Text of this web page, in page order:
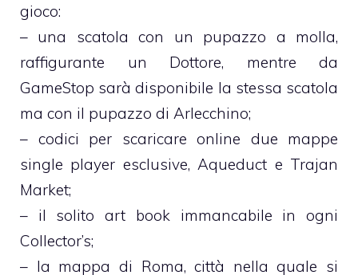
gioco:
– una scatola con un pupazzo a molla,
raffigurante un Dottore, mentre da
GameStop sarà disponibile la stessa scatola
ma con il pupazzo di Arlecchino;
– codici per scaricare online due mappe
single player esclusive, Aqueduct e Trajan
Market;
– il solito art book immancabile in ogni
Collector’s;
– la mappa di Roma, città nella quale si